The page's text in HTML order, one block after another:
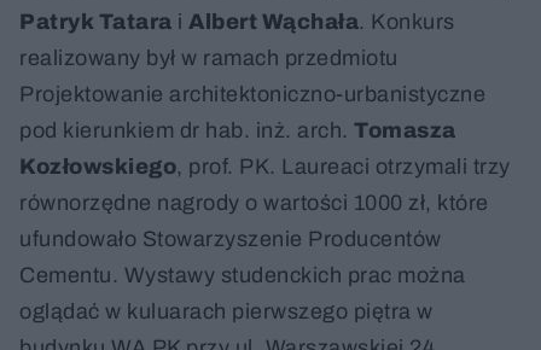
Patryk Tatara i Albert Wąchała. Konkurs
realizowany był w ramach przedmiotu
Projektowanie architektoniczno-urbanistyczne
pod kierunkiem dr hab. inż. arch. Tomasza
Kozłowskiego, prof. PK. Laureaci otrzymali trzy
równorzędne nagrody o wartości 1000 zł, które
ufundowało Stowarzyszenie Producentów
Cementu. Wystawy studenckich prac można
oglądać w kuluarach pierwszego piętra w